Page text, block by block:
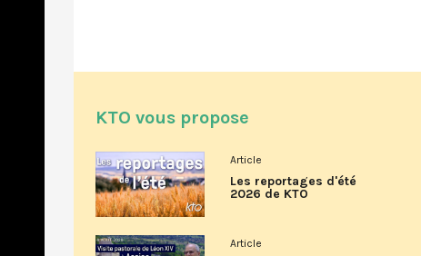
KTO vous propose
Article
Les reportages d'été
2026 de KTO
Article